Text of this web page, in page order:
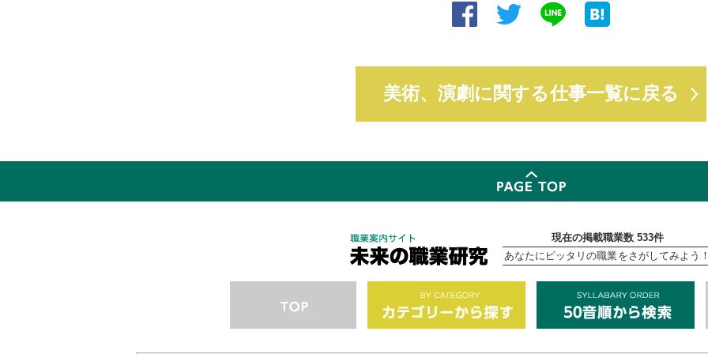
美術、演劇に関する仕事一覧に戻る
現在の掲載職業数 533件
あなたにピッタリの職業をさがしてみよう